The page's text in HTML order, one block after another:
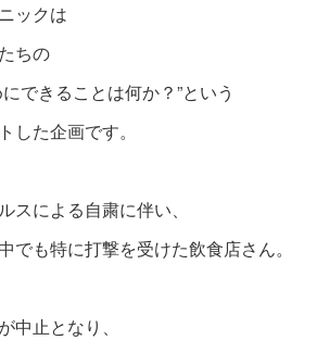
ックは
ちの
できることは何か？”という
した企画です。
スによる自粛に伴い、
でも特に打撃を受けた飲食店さん。
中止となり、